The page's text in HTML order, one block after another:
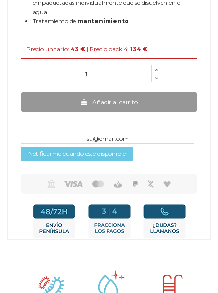
empaquetadas individualmente que se disuelven en el
agua.
Tratamiento de mantenimiento
Precio unitario: 43 € | Precio pack 4: 134 €
Añadir al carrito
Notificarme cuando esté disponible